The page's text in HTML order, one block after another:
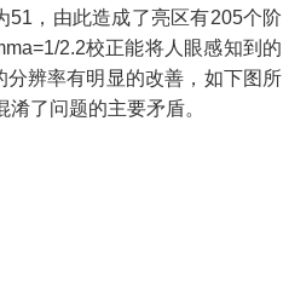
51 ，由此造成了亮区有205个阶
2.2校正能将人眼感知到的
分辨率有明显的改善，如下图所
了问题的主要矛盾。